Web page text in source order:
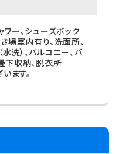
ワー、シューズボック
場室内有り、洗面所、
洗）、バルコニー、バ
下収納、脱衣所
ます。